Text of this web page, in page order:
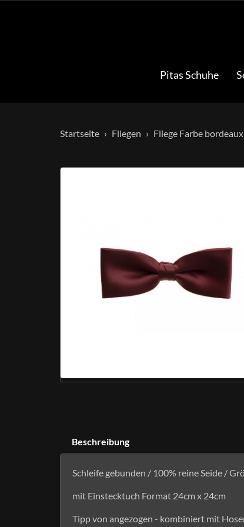
Pitas Schuhe
Startseite Fliegen Fliege Farbe bordeaux
Beschreibung
Schleife gebunden / 100% reine Seide /
mit Einstecktuch Format 24cm x 24cm
Tipp von angezogen - kombiniert mit